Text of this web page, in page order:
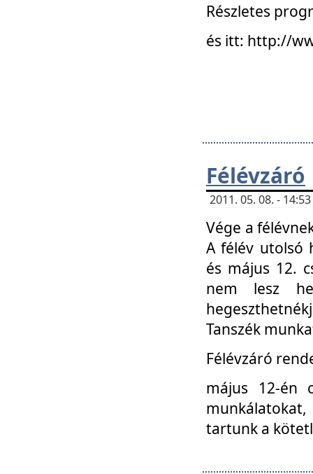
Részletes
és itt: http://
Félévzáró
2011. 05. 08. -
Vége a
A félév utolsó
és május 12.
nem lesz
Tanszék
Félévzáró
május 12-én
tartunk a